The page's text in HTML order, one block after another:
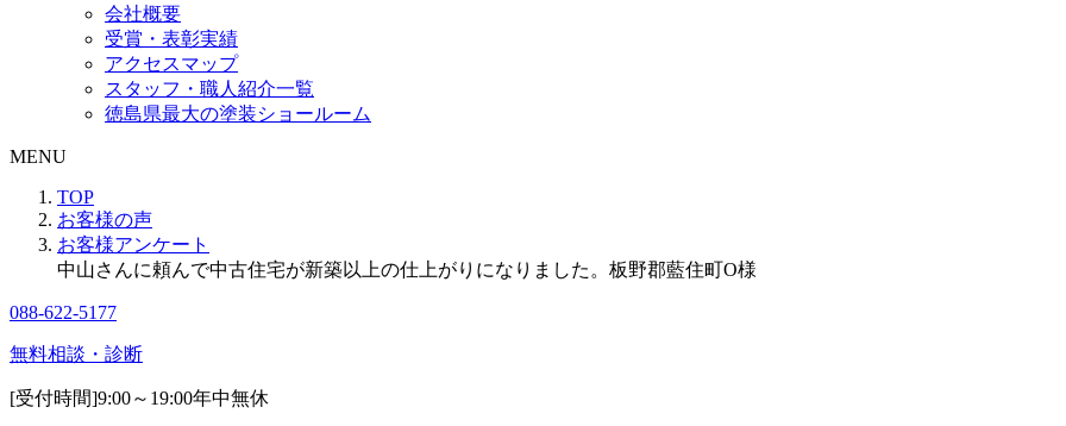
会社概要
受賞・表彰実績
アクセスマップ
スタッフ・職人紹介一覧
徳島県最大の塗装ショールーム
MENU
TOP
お客様の声
お客様アンケート
中山さんに頼んで中古住宅が新築以上の仕上がりになりました。板野郡藍住町O様
088-622-5177
無料相談・診断
[受付時間]9:00～19:00年中無休